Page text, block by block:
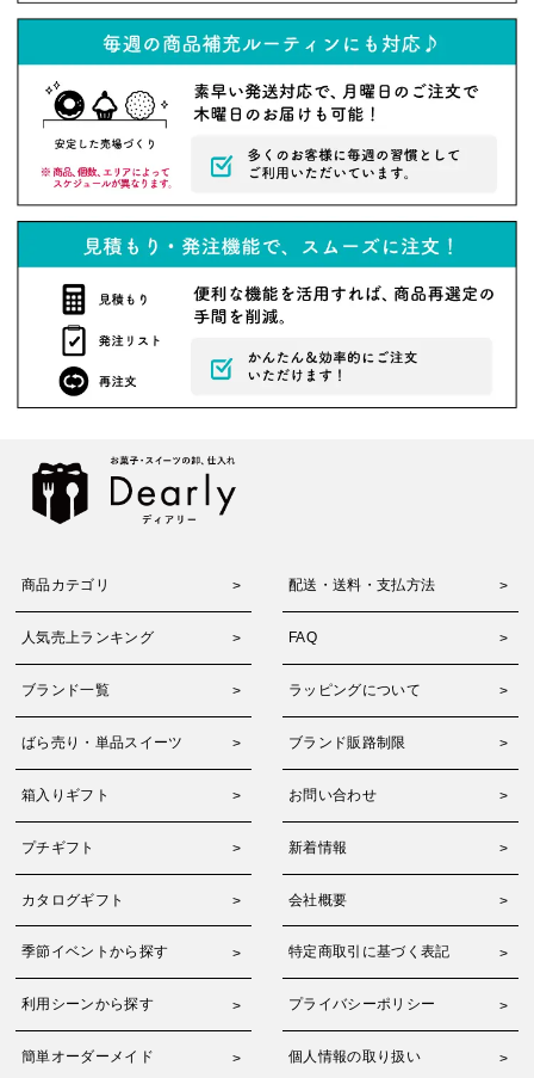
商品カテゴリ 配送・送料・支払方法
人気売上ランキング FAQ
ブランド一覧 ラッピングについて
ばら売り・単品スイーツ ブランド販路制限
箱入りギフト お問い合わせ
プチギフト 新着情報
カタログギフト 会社概要
季節イベントから探す 特定商取引に基づく表記
利用シーンから探す プライバシーポリシー
簡単オーダーメイド 個人情報の取り扱い